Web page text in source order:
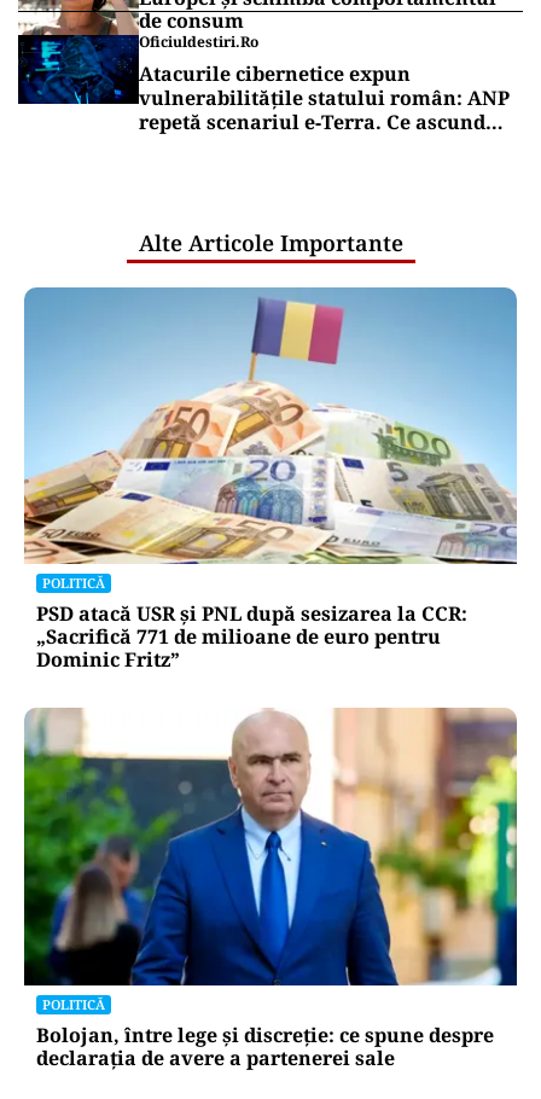
de consum
Oficiuldestiri.ro
Atacurile cibernetice expun
vulnerabilitățile statului român: ANP
repetă scenariul e‑Terra. Ce ascund
Alte Articole Importante
POLITICĂ
PSD atacă USR și PNL după sesizarea la CCR:
„Sacrifică 771 de milioane de euro pentru
Dominic Fritz”
POLITICĂ
Bolojan, între lege și discreție: ce spune despre
declarația de avere a partenerei sale